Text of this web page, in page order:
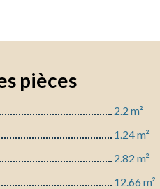
pièces
2.2 m²
1.24 m²
2.82 m²
12.66 m²